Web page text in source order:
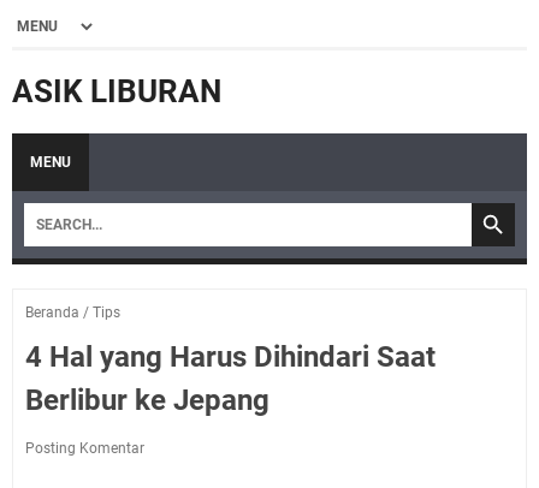
ASIK LIBURAN
MENU
Beranda / Tips
4 Hal yang Harus Dihindari Saat
Berlibur ke Jepang
Posting Komentar